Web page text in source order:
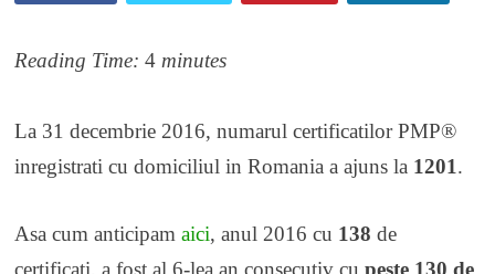
Reading Time: 4 minutes
La 31 decembrie 2016, numarul certificatilor PMP®
inregistrati cu domiciliul in Romania a ajuns la 1201.
Asa cum anticipam aici, anul 2016 cu 138 de
certificati, a fost al 6-lea an consecutiv cu peste 130 de